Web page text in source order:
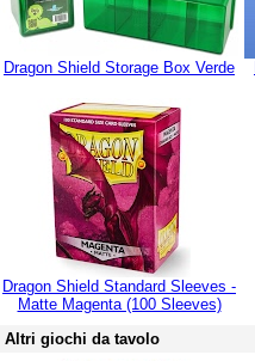
Dragon Shield Storage Box Verde
Dragon Shield Standard Sleeves -
Matte Magenta (100 Sleeves)
Altri giochi da tavolo